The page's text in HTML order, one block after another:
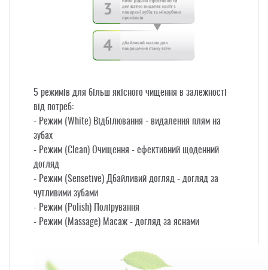
5 режимів для більш якісного чищення в залежності
від потреб:
- Режим (White) Відбілювання - видалення плям на
зубах
- Режим (Clean) Очищення - ефективний щоденний
догляд
- Режим (Sensetive) Дбайливий догляд - догляд за
чутливими зубами
- Режим (Polish) Полірування
- Режим (Massage) Масаж - догляд за яснами